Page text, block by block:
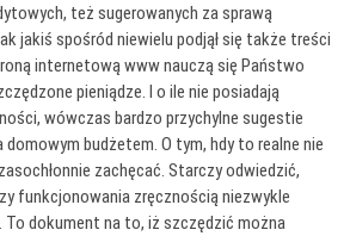
też sugerowanych za sprawą
jakiś spośród niewielu podjął się także treści
internetową www nauczą się Państwo
pieniądze. I o ile nie posiadają
wówczas bardzo przychylne sugestie
domowym budżetem. O tym, hdy to realne nie
zachęcać. Starczy odwiedzić,
funkcjonowania zręcznością niezwykle
To dokument na to, iż szczędzić można